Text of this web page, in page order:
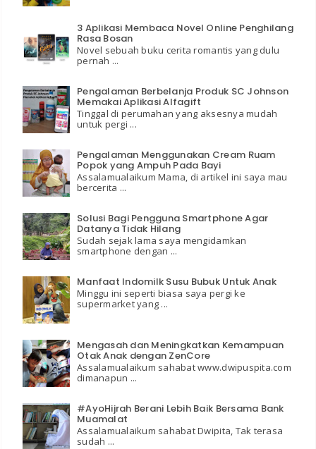
3 Aplikasi Membaca Novel Online Penghilang
Rasa Bosan
Novel sebuah buku cerita romantis yang dulu
pernah ...
Pengalaman Berbelanja Produk SC Johnson
Memakai Aplikasi Alfagift
Tinggal di perumahan yang aksesnya mudah
untuk pergi ...
Pengalaman Menggunakan Cream Ruam
Popok yang Ampuh Pada Bayi
Assalamualaikum Mama, di artikel ini saya mau
bercerita ...
Solusi Bagi Pengguna Smartphone Agar
Datanya Tidak Hilang
Sudah sejak lama saya mengidamkan
smartphone dengan ...
Manfaat Indomilk Susu Bubuk Untuk Anak
Minggu ini seperti biasa saya pergi ke
supermarket yang ...
Mengasah dan Meningkatkan Kemampuan
Otak Anak dengan ZenCore
Assalamualaikum sahabat www.dwipuspita.com
dimanapun ...
#AyoHijrah Berani Lebih Baik Bersama Bank
Muamalat
Assalamualaikum sahabat Dwipita, Tak terasa
sudah ...